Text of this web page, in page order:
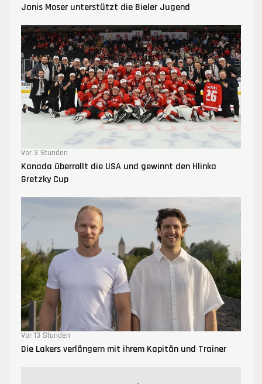
Janis Moser unterstützt die Bieler Jugend
Vor 3 Stunden
Kanada überrollt die USA und gewinnt den Hlinka
Gretzky Cup
Vor 13 Stunden
Die Lakers verlängern mit ihrem Kapitän und Trainer